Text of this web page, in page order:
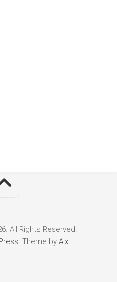
All Rights Reserved.
. Theme by Alx.